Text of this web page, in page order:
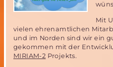
Mit
vielen ehrenamtlichen
und im Norden sind wir ein
gekommen mit der
MIRIAM-2 Projekts.